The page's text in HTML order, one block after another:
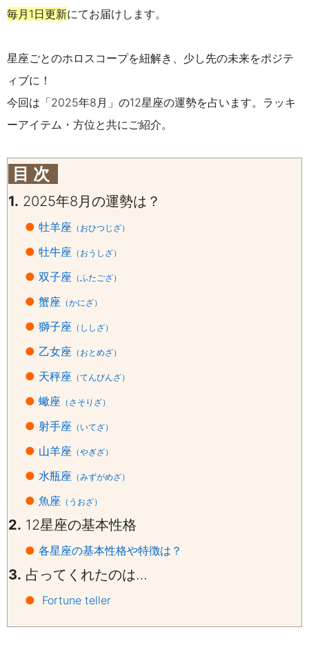
毎月1日更新にてお届けします。
星座ごとのホロスコープを紐解き、少し先の未来をポジテ
ィブに！
今回は「2025年8月」の12星座の運勢を占います。 ラッキ
ーアイテム・方位と共にご紹介。
目 次
1. 2025年8月の運勢は？
● 牡羊座 （おひつじざ）
● 牡牛座 （おうしざ）
● 双子座 （ふたござ）
● 蟹座 （かにざ）
● 獅子座 （ししざ）
● 乙女座 （おとめざ）
● 天秤座 （てんびんざ）
● 蠍座 （さそりざ）
● 射手座 （いてざ）
● 山羊座 （やぎざ）
● 水瓶座 （みずがめざ）
● 魚座 （うおざ）
2. 12星座の基本性格
● 各星座の基本性格や特徴は？
3. 占ってくれたのは…
● Fortune teller